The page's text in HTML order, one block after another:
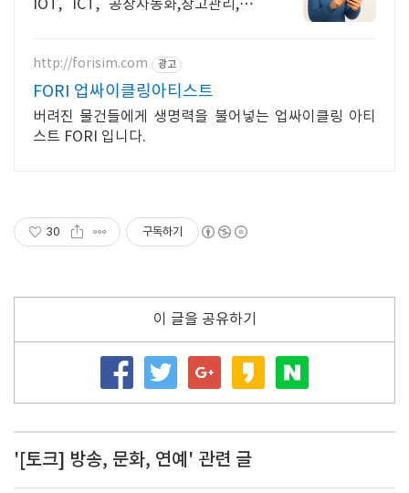
IOT, ICT, 공장자동화,창고관리,재고
http://forisim.com 광고
FORI 업싸이클링아티스트
버려진 물건들에게 생명력을 불어넣는 업싸이클링 아티
스트 FORI 입니다.
30 구독하기
이 글을 공유하기
'[토크] 방송, 문화, 연예' 관련 글